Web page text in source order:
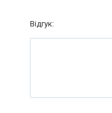
Відгук: